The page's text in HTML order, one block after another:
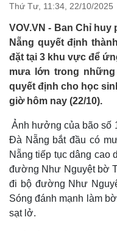
Thứ Tư, 11:34, 22/10/2025
VOV.VN - Ban Chỉ
Nẵng quyết định
đặt tại 3 khu vực để
mưa lớn trong
quyết định cho học
giờ hôm nay (22/10).
Ảnh hưởng của bão số
Đà Nẵng bắt đầu có
Nẵng tiếp tục dâng cao
đường Như Nguyệt bờ
đi bộ đường Như
Sóng đánh mạnh làm
sạt lở.